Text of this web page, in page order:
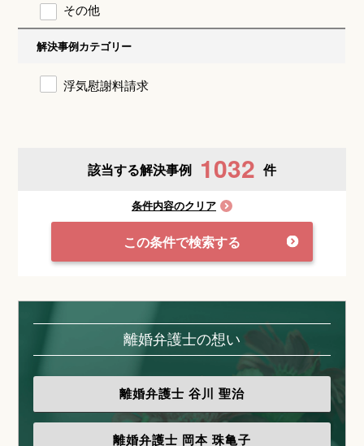
その他
解決事例カテゴリー
浮気慰謝料請求
該当する解決事例 1032 件
条件内容のクリア
この条件で検索する
離婚弁護士の想い
離婚弁護士 谷川 聖治
離婚弁護士 岡本 珠亀子